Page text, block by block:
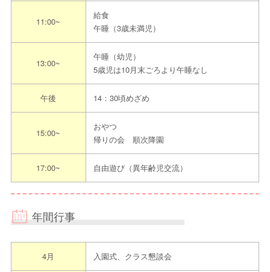
担当者からのメッセ
詳しくは担当者までご連絡ください
①希望日程を本園指定申込方法にてご連絡ください
②日程調整し見学日を決定をします
11:00~
給食
午睡（3歳未満児）
13:00~
午睡（幼児）
5歳児は10月末ごろより午睡なし
午後 14：30頃めざめ
15:00~
おやつ
帰りの会 順次降園
17:00~ 自由遊び（異年齢児交流）
年間行事
4月 入園式、クラス懇談会